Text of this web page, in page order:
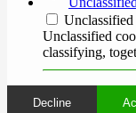
Unclassified
Unclassified
classifying,
Decline